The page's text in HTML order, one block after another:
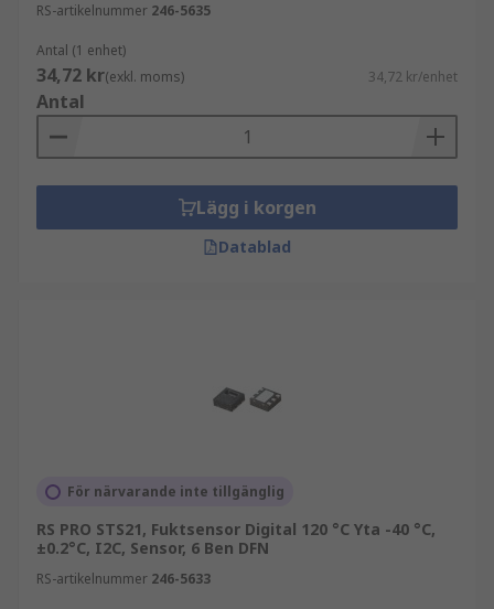
RS-artikelnummer 246-5635
Antal (1 enhet)
34,72 kr(exkl. moms) 34,72 kr/enhet
Antal
Lägg i korgen
Datablad
För närvarande inte tillgänglig
RS PRO STS21, Fuktsensor Digital 120 °C Yta -40 °C,
±0.2°C, I2C, Sensor, 6 Ben DFN
RS-artikelnummer 246-5633